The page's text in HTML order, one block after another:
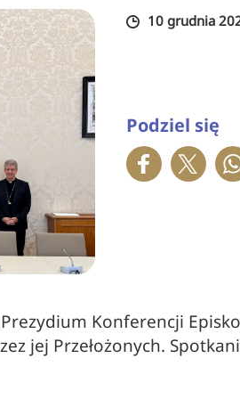
10 grudnia
Podziel się
Konferencji
jej Przełożonych.